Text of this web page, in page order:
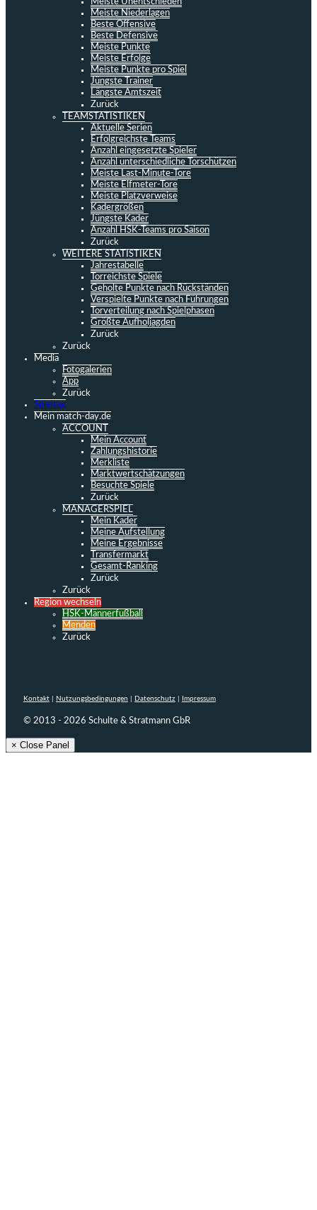
Meiste Unentschieden
Meiste Niederlagen
Beste Offensive
Beste Defensive
Meiste Punkte
Meiste Erfolge
Meiste Punkte pro Spiel
Jüngste Trainer
Längste Amtszeit
Zurück
TEAMSTATISTIKEN
Aktuelle Serien
Erfolgreichste Teams
Anzahl eingesetzte Spieler
Anzahl unterschiedliche Torschützen
Meiste Last-Minute-Tore
Meiste Elfmeter-Tore
Meiste Platzverweise
Kadergrößen
Jüngste Kader
Anzahl HSK-Teams pro Saison
Zurück
WEITERE STATISTIKEN
Jahrestabelle
Torreichste Spiele
Geholte Punkte nach Rückständen
Verspielte Punkte nach Führungen
Torverteilung nach Spielphasen
Größte Aufholjagden
Zurück
Zurück
Media
Fotogalerien
App
Zurück
Spieltag
Mein match-day.de
ACCOUNT
Mein Account
Zahlungshistorie
Merkliste
Marktwertschätzungen
Besuchte Spiele
Zurück
MANAGERSPIEL
Mein Kader
Meine Aufstellung
Meine Ergebnisse
Transfermarkt
Gesamt-Ranking
Zurück
Zurück
Region wechseln
HSK-Männerfußball
Menden
Zurück
Kontakt Nutzungsbedingungen Datenschutz Impressum
© 2013 - 2026 Schulte & Stratmann GbR
× Close Panel